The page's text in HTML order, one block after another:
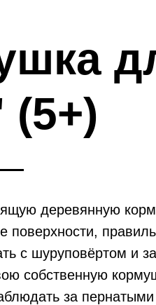
(5+)
деревянную
с шуруповёртом и
собственную
за пернатыми